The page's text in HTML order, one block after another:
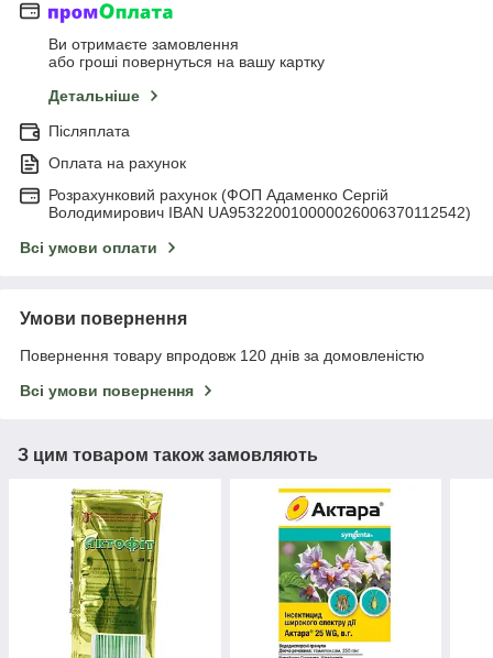
Ви отримаєте замовлення
або гроші повернуться на вашу картку
Детальніше
Післяплата
Оплата на рахунок
Розрахунковий рахунок (ФОП Адаменко Сергій
Володимирович IBAN UA953220010000026006370112542)
Всі умови оплати
Умови повернення
Повернення товару впродовж 120 днів за домовленістю
Всі умови повернення
З цим товаром також замовляють